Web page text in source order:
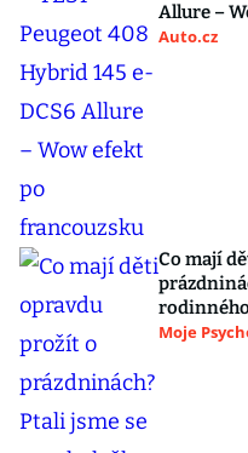
Allure –
Auto.cz
Co mají
Moje